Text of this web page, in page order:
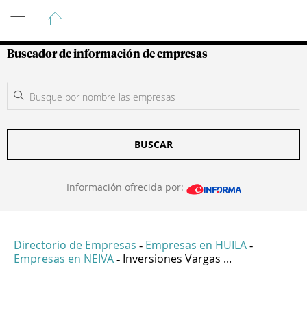
Guía de Empresas Colombianas
Buscador de información de empresas
BUSCAR
Información ofrecida por:
Directorio de Empresas - Empresas en HUILA -
Empresas en NEIVA - Inversiones Vargas ...